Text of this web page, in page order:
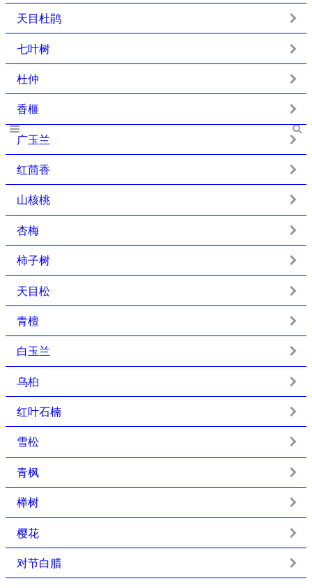
天目杜鹃
七叶树
杜仲
香榧
广玉兰
红茴香
山核桃
杏梅
柿子树
天目松
青檀
白玉兰
乌桕
红叶石楠
雪松
青枫
榉树
樱花
对节白腊